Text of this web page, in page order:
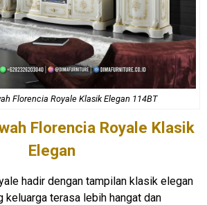
Florencia Royale Klasik Elegan 114BT
Florencia Royale Klasik
Elegan
hadir dengan tampilan klasik elegan
keluarga terasa lebih hangat dan